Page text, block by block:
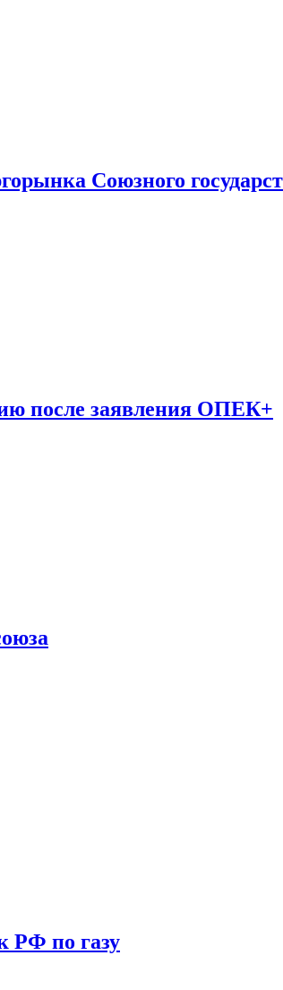
Союзного
после заявления ОПЕК+
РФ по газу